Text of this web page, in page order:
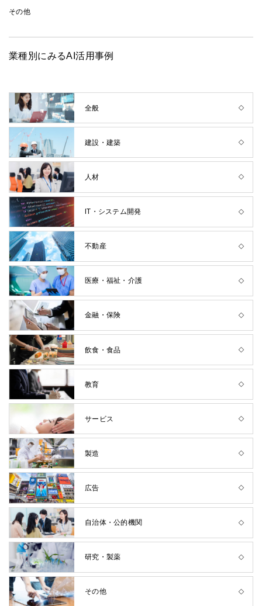
その他
業種別にみるAI活用事例
全般
建設・建築
人材
IT・システム開発
不動産
医療・福祉・介護
金融・保険
飲食・食品
教育
サービス
製造
広告
自治体・公的機関
研究・製薬
その他